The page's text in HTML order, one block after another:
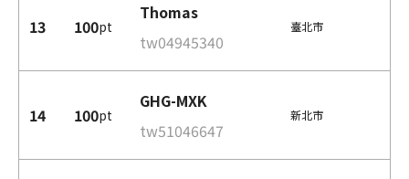
13 100pt
Thomas
tw04945340
臺北市
14 100pt
GHG-MXK
tw51046647
新北市